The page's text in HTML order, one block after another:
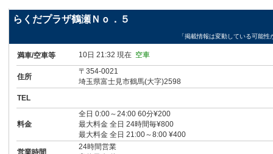
らくだプラザ鶴瀬Ｎｏ．５
「掲載情報は変動している可能
満車/空車等 10日 21:32 現在 空車
住所
〒354-0021
埼玉県富士見市鶴馬(大字)2598
TEL
料金
全日 0:00～24:00 60分¥200
最大料金 全日 24時間毎¥800
最大料金 全日 21:00～8:00 ¥400
営業時間
24時間営業